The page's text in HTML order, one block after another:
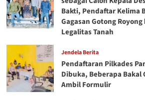
Bakti, Pendaftar Kelima
Gagasan Gotong
Legalitas Tanah
Jendela Berita
Pendaftaran Pilkades
Dibuka, Beberapa Bakal
Ambil Formulir